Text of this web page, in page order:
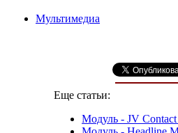
Мультимедиа
Еще статьи:
Модуль - JV Contact